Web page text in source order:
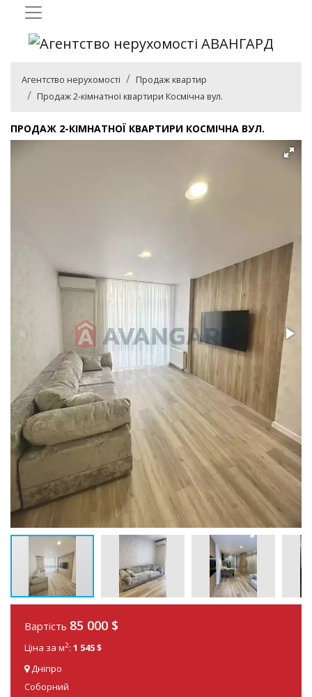
Агентство нерухомості
Продаж квартир
Продаж 2-кімнатної квартири Космічна вул.
ПРОДАЖ 2-КІМНАТНОЇ КВАРТИРИ КОСМІЧНА ВУЛ.
Вартість 85 000 $
Ціна за м2: 1 545 $
Дніпро
Соборний